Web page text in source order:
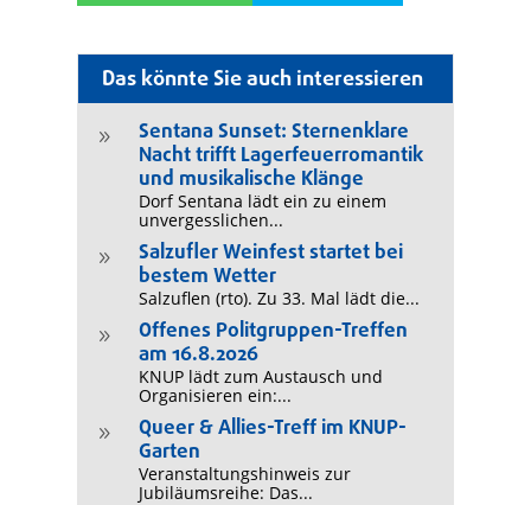
Das könnte Sie auch interessieren
9
Sentana Sunset: Sternenklare
Nacht trifft Lagerfeuerromantik
und musikalische Klänge
Dorf Sentana lädt ein zu einem
unvergesslichen...
9
Salzufler Weinfest startet bei
bestem Wetter
Salzuflen (rto). Zu 33. Mal lädt die...
9
Offenes Politgruppen-Treffen
am 16.8.2026
KNUP lädt zum Austausch und
Organisieren ein:...
9
Queer & Allies-Treff im KNUP-
Garten
Veranstaltungshinweis zur
Jubiläumsreihe: Das...